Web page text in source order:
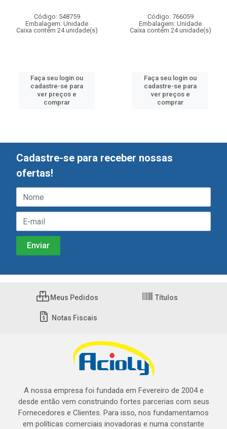
Código: 548759
Embalagem: Unidade
Caixa contém 24 unidade(s)
Faça seu login ou
cadastre-se para
ver preços e
comprar
Código: 766059
Embalagem: Unidade
Caixa contém 24 unidade(s)
Faça seu login ou
cadastre-se para
ver preços e
comprar
Cadastre-se para receber nossas
ofertas!
Meus Pedidos Títulos
Notas Fiscais
A nossa empresa foi fundada em Fevereiro de 2004 e
desde então vem construindo fortes parcerias com seus
Fornecedores e Clientes. Para isso, nos fundamentamos
em políticas comerciais inovadoras e numa constante